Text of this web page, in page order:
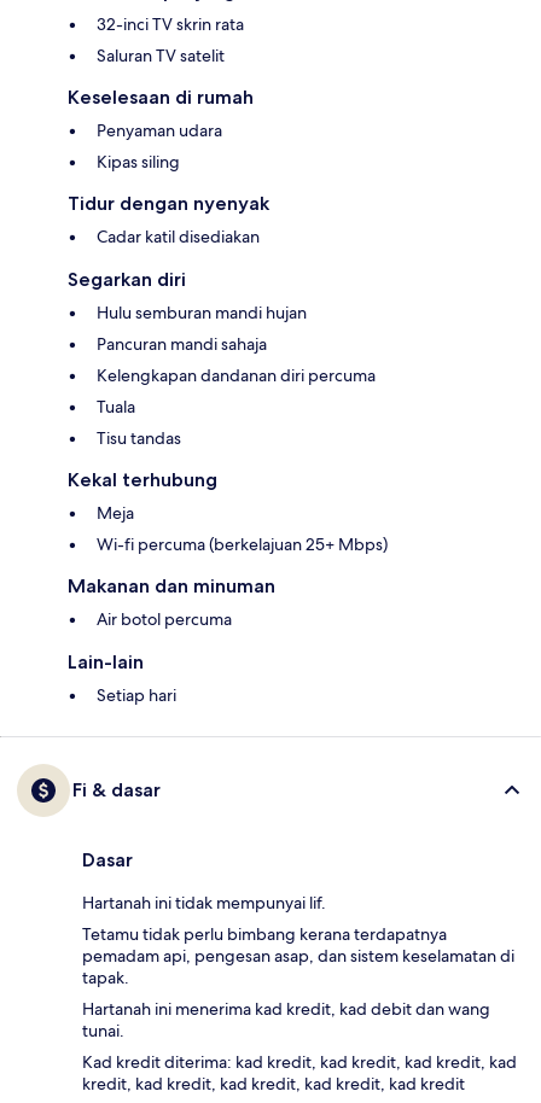
32-inci TV skrin rata
Saluran TV satelit
Keselesaan di rumah
Penyaman udara
Kipas siling
Tidur dengan nyenyak
Cadar katil disediakan
Segarkan diri
Hulu semburan mandi hujan
Pancuran mandi sahaja
Kelengkapan dandanan diri percuma
Tuala
Tisu tandas
Kekal terhubung
Meja
Wi-fi percuma (berkelajuan 25+ Mbps)
Makanan dan minuman
Air botol percuma
Lain-lain
Setiap hari
Fi & dasar
Dasar
Hartanah ini tidak mempunyai lif.
Tetamu tidak perlu bimbang kerana terdapatnya
pemadam api, pengesan asap, dan sistem keselamatan di
tapak.
Hartanah ini menerima kad kredit, kad debit dan wang
tunai.
Kad kredit diterima: kad kredit, kad kredit, kad kredit, kad
kredit, kad kredit, kad kredit, kad kredit, kad kredit